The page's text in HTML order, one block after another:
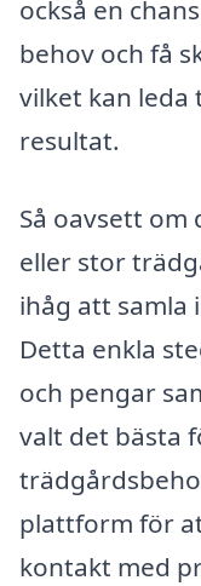
också en
behov och få
vilket kan
resultat.
Så oavsett
eller stor
ihåg att samla
Detta enkla
och pengar
valt det bästa
plattform för
kontakt med